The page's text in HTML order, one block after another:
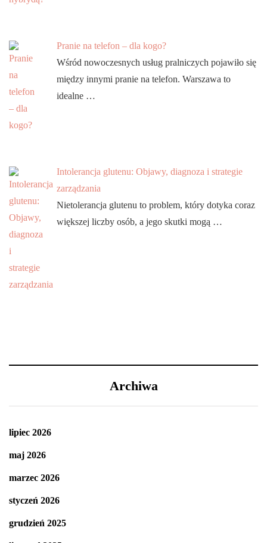
Pranie na telefon – dla kogo?
Wśród nowoczesnych usług pralniczych pojawiło się
między innymi pranie na telefon. Warszawa to
idealne …
Intolerancja glutenu: Objawy, diagnoza i strategie
zarządzania
Nietolerancja glutenu to problem, który dotyka coraz
większej liczby osób, a jego skutki mogą …
Archiwa
lipiec 2026
maj 2026
marzec 2026
styczeń 2026
grudzień 2025